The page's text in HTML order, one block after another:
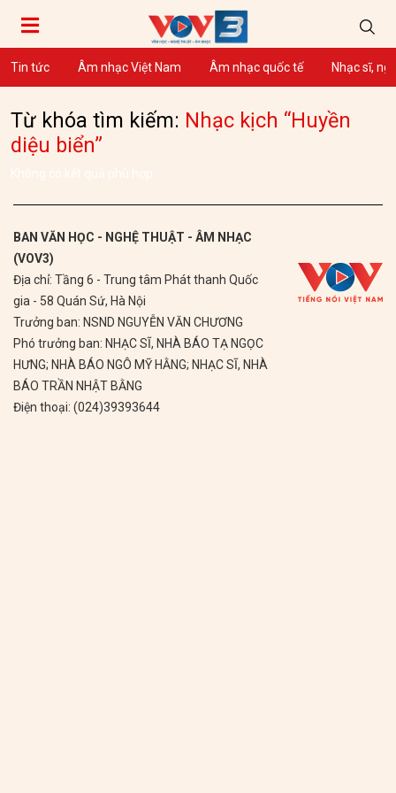
Tin tức Âm nhạc Việt Nam Âm nhạc quốc tế Nhạc sĩ,
Từ khóa tìm kiếm: Nhạc kịch “Huyền
diệu biển”
Không có kết quả phù hợp
BAN VĂN HỌC - NGHỆ THUẬT - ÂM NHẠC
(VOV3)
Địa chỉ: Tầng 6 - Trung tâm Phát thanh Quốc
gia - 58 Quán Sứ, Hà Nội
Trưởng ban: NSND NGUYỄN VĂN CHƯƠNG
Phó trưởng ban: NHẠC SĨ, NHÀ BÁO TẠ NGỌC
HƯNG; NHÀ BÁO NGÔ MỸ HẰNG; NHẠC SĨ, NHÀ
BÁO TRẦN NHẬT BẰNG
Điện thoại: (024)39393644